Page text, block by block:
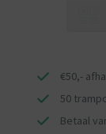
€50,-
50
Betaal